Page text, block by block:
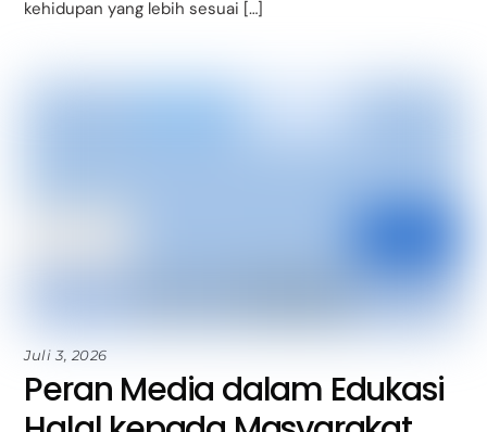
kehidupan yang lebih sesuai […]
Juli 3, 2026
Peran Media dalam Edukasi